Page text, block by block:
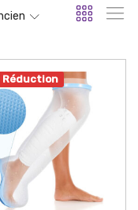
Réduction